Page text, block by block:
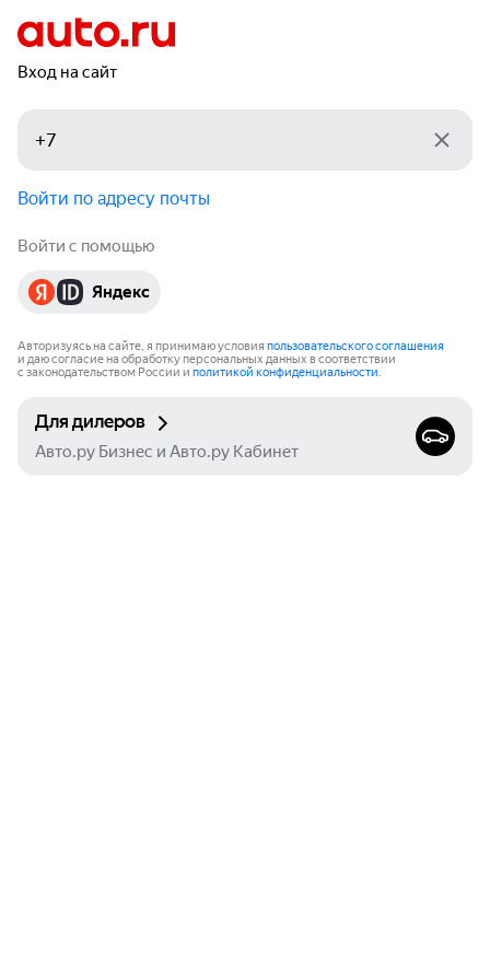
Вход на сайт
Войти по адресу почты
Войти с помощью
Яндекс
Авторизуясь на сайте, я принимаю условия пользовательского соглашения
и даю согласие на обработку персональных данных в соответствии
с законодательством России и политикой конфиденциальности.
Для дилеров
Авто.ру Бизнес и Авто.ру Кабинет